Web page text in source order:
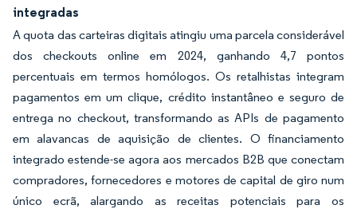
integradas
A quota das carteiras digitais atingiu uma parcela considerável
dos checkouts online em 2024, ganhando 4,7 pontos
percentuais em termos homólogos. Os retalhistas integram
pagamentos em um clique, crédito instantâneo e seguro de
entrega no checkout, transformando as APIs de pagamento
em alavancas de aquisição de clientes. O financiamento
integrado estende-se agora aos mercados B2B que conectam
compradores, fornecedores e motores de capital de giro num
único ecrã, alargando as receitas potenciais para os